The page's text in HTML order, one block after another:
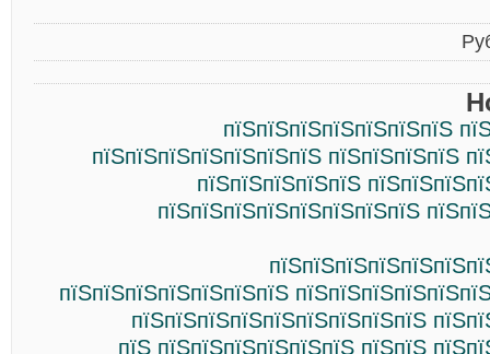
пїЅпїЅпїЅпїЅпїЅпїЅпїЅ
пїЅпїЅпїЅпїЅпїЅпїЅпїЅ пїЅпїЅпїЅпїЅ
пїЅпїЅпїЅпїЅпїЅ
пїЅпїЅпїЅпїЅпїЅпїЅпїЅпїЅ
пїЅпїЅпїЅпїЅпїЅпїЅпїЅ
пїЅпїЅпїЅпїЅпїЅпїЅпїЅпїЅпїЅ
пїЅ пїЅпїЅпїЅпїЅпїЅпїЅ пїЅпїЅ